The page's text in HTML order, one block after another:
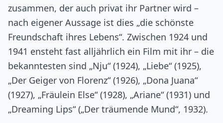
zusammen, der auch privat ihr Partner wird –
nach eigener Aussage ist dies „die schönste
Freundschaft ihres Lebens“. Zwischen 1924 und
1941 ensteht fast alljährlich ein Film mit ihr – die
bekanntesten sind „Nju“ (1924), „Liebe“ (1925),
„Der Geiger von Florenz“ (1926), „Dona Juana“
(1927), „Fräulein Else“ (1928), „Ariane“ (1931) und
„Dreaming Lips“ („Der träumende Mund“, 1932).